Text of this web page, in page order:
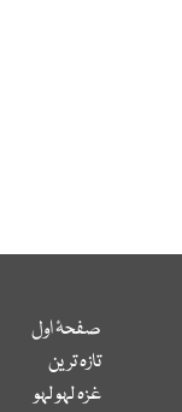
صفحۂ اول
تازہ ترین
غزہ لہو لہو